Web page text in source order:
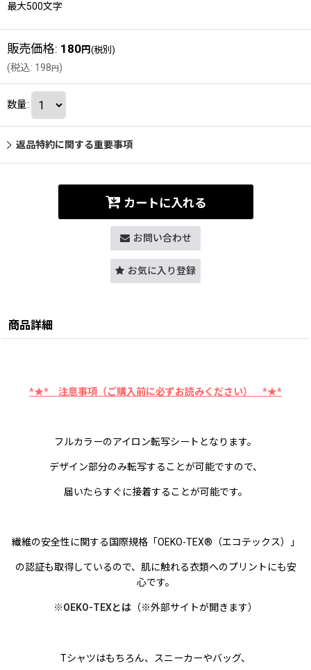
最大500文字
販売価格: 180円 (税別)
(税込: 198 円 )
数量:
返品特約に関する重要事項
カートに入れる
お問い合わせ
お気に入り登録
商品詳細
*★* 注意事項（ご購入前に必ずお読みください） *★*
フルカラーのアイロン転写シートとなります。
デザイン部分のみ転写することが可能ですので、
届いたらすぐに接着することが可能です。
繊維の安全性に関する国際規格「OEKO-TEX®（エコテックス）」
の認証も取得しているので、肌に触れる衣類へのプリントにも安
心です。
※OEKO-TEXとは （※外部サイトが開きます）
Tシャツはもちろん、スニーカーやバッグ、